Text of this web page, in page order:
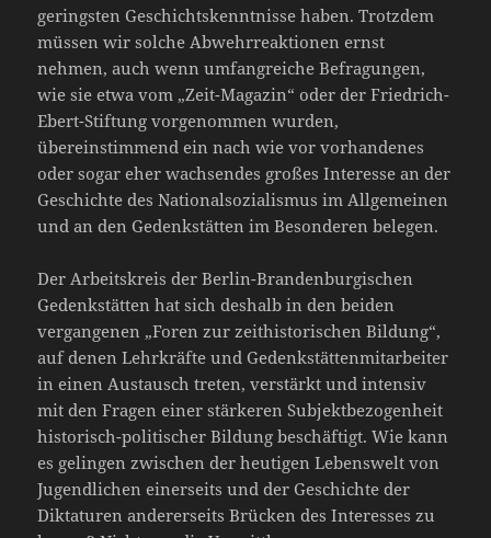
geringsten Geschichtskenntnisse haben. Trotzdem
müssen wir solche Abwehrreaktionen ernst
nehmen, auch wenn umfangreiche Befragungen,
wie sie etwa vom „Zeit-Magazin“ oder der Friedrich-
Ebert-Stiftung vorgenommen wurden,
übereinstimmend ein nach wie vor vorhandenes
oder sogar eher wachsendes großes Interesse an der
Geschichte des Nationalsozialismus im Allgemeinen
und an den Gedenkstätten im Besonderen belegen.
Der Arbeitskreis der Berlin-Brandenburgischen
Gedenkstätten hat sich deshalb in den beiden
vergangenen „Foren zur zeithistorischen Bildung“,
auf denen Lehrkräfte und Gedenkstättenmitarbeiter
in einen Austausch treten, verstärkt und intensiv
mit den Fragen einer stärkeren Subjektbezogenheit
historisch-politischer Bildung beschäftigt. Wie kann
es gelingen zwischen der heutigen Lebenswelt von
Jugendlichen einerseits und der Geschichte der
Diktaturen andererseits Brücken des Interesses zu